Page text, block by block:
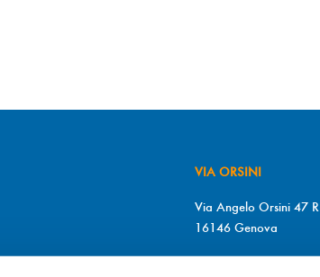
VIA ORSINI
Via Angelo Orsini 47 R
16146 Genova